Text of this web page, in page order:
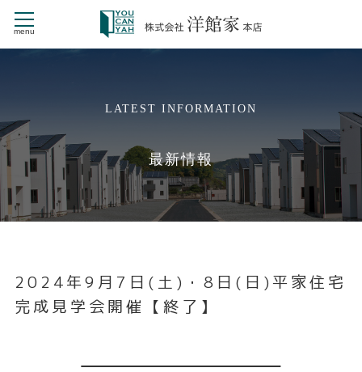
menu
NEW STYLE
新・戸建賃貸住宅 St.Mariage
デザイナーズ CHERILA MAISON
洋館家の施工事例
洋館家が選ばれる理由
会社情報
採用情報
LATEST INFORMATION
最新情報
2024年9月7日(土)・8日(日)平家住宅
完成見学会開催【終了】